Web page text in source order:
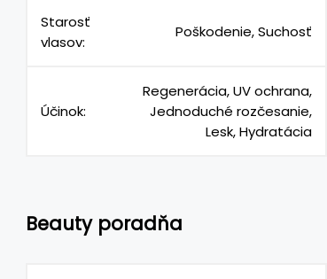
Starosť
vlasov:
Poškodenie, Suchosť
Účinok:
Regenerácia, UV ochrana,
Jednoduché rozčesanie,
Lesk, Hydratácia
Beauty poradňa